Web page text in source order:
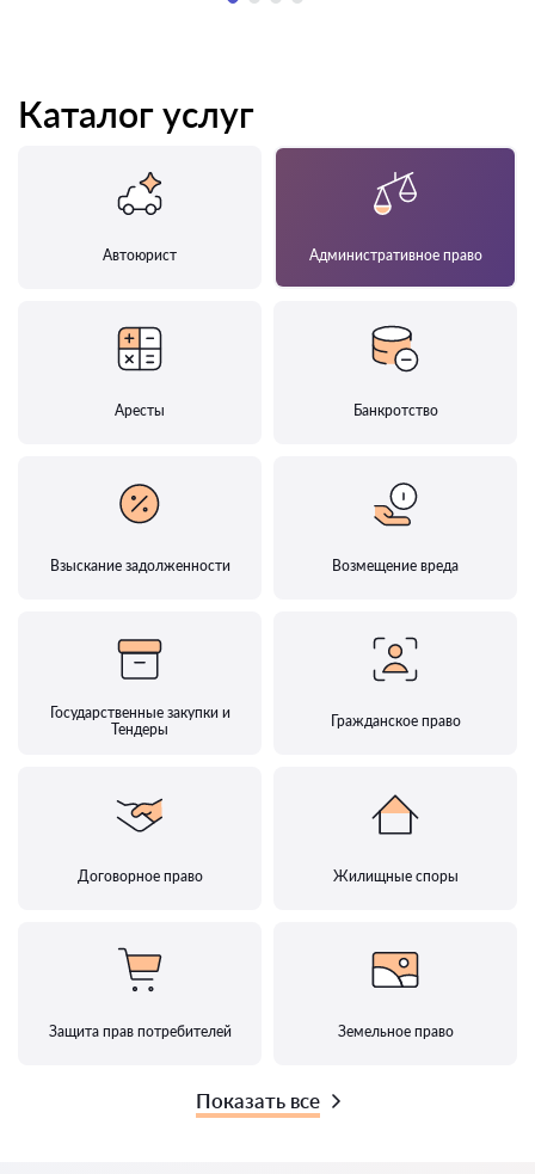
Каталог услуг
Автоюрист Административное право
Аресты Банкротство
Взыскание задолженности Возмещение вреда
Государственные закупки и
Тендеры
Гражданское право
Договорное право Жилищные споры
Защита прав потребителей Земельное право
Показать все